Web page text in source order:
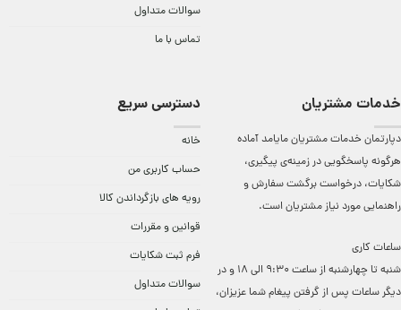
سوالات متداول
تماس با ما
خدمات مشتریان
دپارتمان خدمات مشتریان مایامد آماده
هرگونه پاسخگویی در زمینه‌ی پیگیری،
شکایات، درخواست برگشت سفارش و
راهنمایی مورد نیاز مشتریان است.
ساعات کاری
شنبه تا چهارشنبه از ساعت 9:30 الی 18 و در
دیگر ساعات ‌پس از گرفتن پیغام شما عزیزان،
دسترسی سریع
خانه
حساب کاربری من
رویه های بازگرداندن کالا
قوانین و مقررات
فرم ثبت شکایات
سوالات متداول